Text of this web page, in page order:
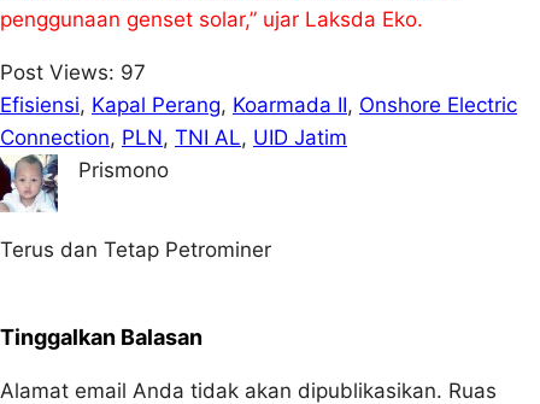
penggunaan genset solar,” ujar Laksda Eko.
Post Views: 97
Efisiensi, Kapal Perang, Koarmada II, Onshore Electric
Connection, PLN, TNI AL, UID Jatim
Prismono
Terus dan Tetap Petrominer
Tinggalkan Balasan
Alamat email Anda tidak akan dipublikasikan. Ruas